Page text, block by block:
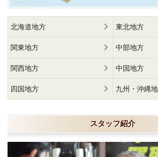
北海道地方 東北地方
関東地方 中部地方
関西地方 中国地方
四国地方 九州・沖縄
スタッフ紹介